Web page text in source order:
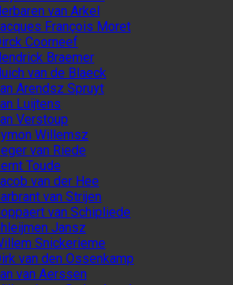
van Arkel
François Moret
Coorneef
Braemer
van de Blaeck
Arendsz Spruyt
Luijtens
Verstoup
Willemsz
van Riede
Toude
van der Hee
van Strijen
van Schipliede
Jansz
Snickerieme
van den Ossenkamp
van Aerssen